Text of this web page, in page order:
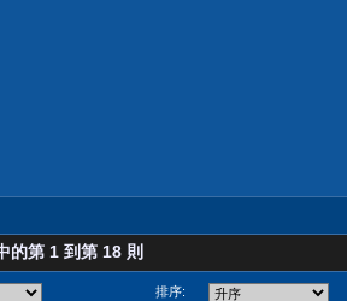
的第 1 到第 18 則
排序: